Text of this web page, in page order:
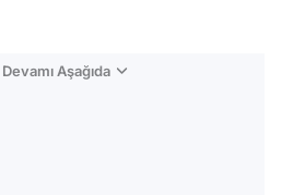
Aşağıda